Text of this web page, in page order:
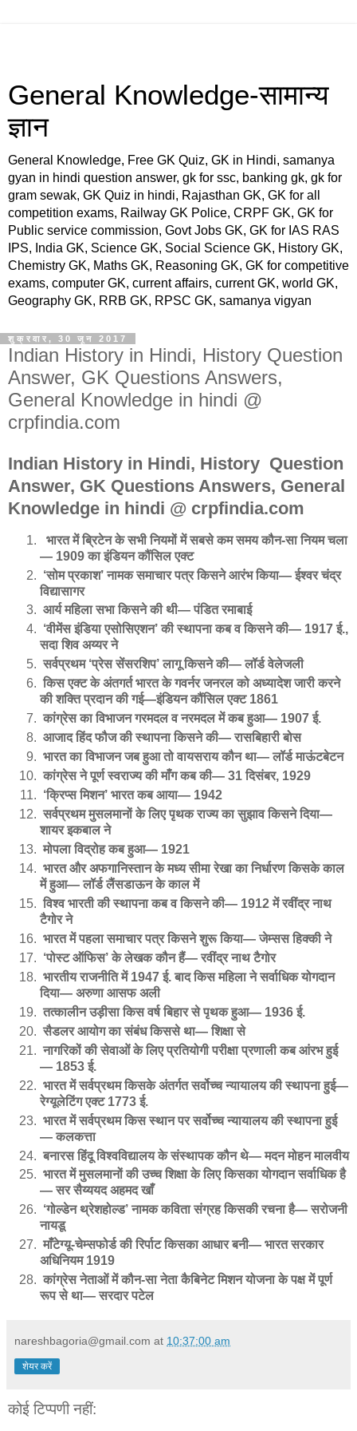
General Knowledge-सामान्य
ज्ञान
General Knowledge, Free GK Quiz, GK in Hindi, samanya
gyan in hindi question answer, gk for ssc, banking gk, gk for
gram sewak, GK Quiz in hindi, Rajasthan GK, GK for all
competition exams, Railway GK Police, CRPF GK, GK for
Public service commission, Govt Jobs GK, GK for IAS RAS
IPS, India GK, Science GK, Social Science GK, History GK,
Chemistry GK, Maths GK, Reasoning GK, GK for competitive
exams, computer GK, current affairs, current GK, world GK,
Geography GK, RRB GK, RPSC GK, samanya vigyan
शुक्रवार, 30 जून 2017
Indian History in Hindi, History Question
Answer, GK Questions Answers,
General Knowledge in hindi @
crpfindia.com
Indian History in Hindi, History Question
Answer, GK Questions Answers, General
Knowledge in hindi @ crpfindia.com
भारत में ब्रिटेन के सभी नियमों में सबसे कम समय कौन-सा नियम चला
— 1909 का इंडियन कौंसिल एक्ट
‘सोम प्रकाश’ नामक समाचार पत्र किसने आरंभ किया— ईश्वर चंद्र
विद्यासागर
आर्य महिला सभा किसने की थी— पंडित रमाबाई
‘वीमेंस इंडिया एसोसिएशन’ की स्थापना कब व किसने की— 1917 ई.,
सदा शिव अय्यर ने
सर्वप्रथम ‘प्रेस सेंसरशिप’ लागू किसने की— लॉर्ड वेलेजली
किस एक्ट के अंतगर्त भारत के गवर्नर जनरल को अध्यादेश जारी करने
की शक्ति प्रदान की गई—इंडियन कौंसिल एक्ट 1861
कांग्रेस का विभाजन गरमदल व नरमदल में कब हुआ— 1907 ई.
आजाद हिंद फौज की स्थापना किसने की— रासबिहारी बोस
भारत का विभाजन जब हुआ तो वायसराय कौन था— लॉर्ड माऊंटबेटन
कांग्रेस ने पूर्ण स्वराज्य की माँग कब की— 31 दिसंबर, 1929
‘क्रिप्स मिशन’ भारत कब आया— 1942
सर्वप्रथम मुसलमानों के लिए पृथक राज्य का सुझाव किसने दिया—
शायर इकबाल ने
मोपला विद्रोह कब हुआ— 1921
भारत और अफगानिस्तान के मध्य सीमा रेखा का निर्धारण किसके काल
में हुआ— लॉर्ड लैंसडाऊन के काल में
विश्व भारती की स्थापना कब व किसने की— 1912 में रवींद्र नाथ
टैगोर ने
भारत में पहला समाचार पत्र किसने शुरू किया— जेम्सस हिक्की ने
‘पोस्ट ऑफिस’ के लेखक कौन हैं— रवींद्र नाथ टैगोर
भारतीय राजनीति में 1947 ई. बाद किस महिला ने सर्वाधिक योगदान
दिया— अरुणा आसफ अली
तत्कालीन उड़ीसा किस वर्ष बिहार से पृथक हुआ— 1936 ई.
सैडलर आयोग का संबंध किससे था— शिक्षा से
नागरिकों की सेवाओं के लिए प्रतियोगी परीक्षा प्रणाली कब आंरभ हुई
— 1853 ई.
भारत में सर्वप्रथम किसके अंतर्गत सर्वोच्च न्यायालय की स्थापना हुई—
रेग्यूलेटिंग एक्ट 1773 ई.
भारत में सर्वप्रथम किस स्थान पर सर्वोच्च न्यायालय की स्थापना हुई
— कलकत्ता
बनारस हिंदू विश्वविद्यालय के संस्थापक कौन थे— मदन मोहन मालवीय
भारत में मुसलमानों की उच्च शिक्षा के लिए किसका योगदान सर्वाधिक है
— सर सैय्ययद अहमद खाँ
‘गोल्डेन थ्रेशहोल्ड’ नामक कविता संग्रह किसकी रचना है— सरोजनी
नायडू
माँटेग्यू-चेम्सफोर्ड की रिर्पाट किसका आधार बनी— भारत सरकार
अधिनियम 1919
कांग्रेस नेताओं में कौन-सा नेता कैबिनेट मिशन योजना के पक्ष में पूर्ण
रूप से था— सरदार पटेल
nareshbagoria@gmail.com at 10:37:00 am
शेयर करें
कोई टिप्पणी नहीं: